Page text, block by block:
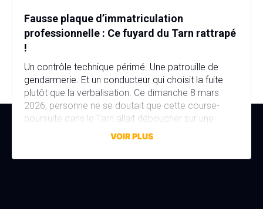
Fausse plaque d’immatriculation
professionnelle : Ce fuyard du Tarn rattrapé
!
Un contrôle technique périmé. Une patrouille de
gendarmerie. Et un conducteur qui choisit la fuite
plutôt que la verbalisation. Ce dimanche 8 mars
2026, personne ne se doutait que cette course-
poursuite dans le Tarn allait déboucher sur une
affaire bien plus sérieuse que prévu. Fausse plaque
stupéfiants au domicile… […]
VOIR PLUS